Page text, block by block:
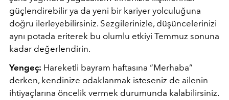
güçlendirebilir ya da yeni bir kariyer yolculuğuna
doğru ilerleyebilirsiniz. Sezgilerinizle, düşüncelerinizi
aynı potada eriterek bu olumlu etkiyi Temmuz sonuna
kadar değerlendirin.
Yengeç: Hareketli bayram haftasına “Merhaba”
derken, kendinize odaklanmak isteseniz de ailenin
ihtiyaçlarına öncelik vermek durumunda kalabilirsiniz.